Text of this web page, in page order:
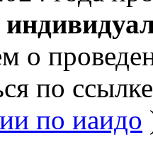
о
по
по иаидо